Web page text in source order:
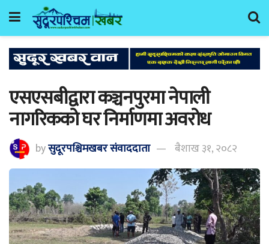
एसएसबीद्वारा कञ्चनपुरमा नेपाली
नागरिकको घर निर्माणमा अवरोध
byसुदूरपश्चिमखबर संंवाददाता बैशाख ३१, २०८२